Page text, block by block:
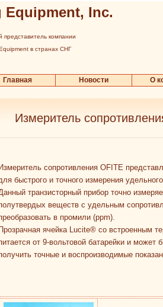
Equipment, Inc.
компании
в странах СНГ
Главная Новости О
Измеритель
Измеритель сопротивления OFITE
быстрого и точного измерения
транзисторный прибор точно
веществ с удельным
в промили (ppm).
Прозрачная ячейка Lucite® со встроенным
от 9-вольтовой батарейки и
точные и воспроизводимые